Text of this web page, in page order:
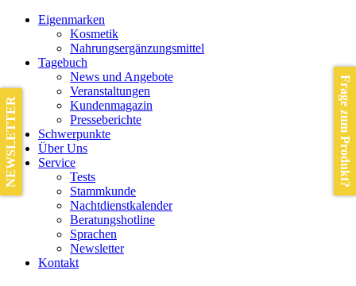
Eigenmarken
Kosmetik
Nahrungsergänzungsmittel
Tagebuch
News und Angebote
Veranstaltungen
Kundenmagazin
Presseberichte
Schwerpunkte
Über Uns
Service
Tests
Stammkunde
Nachtdienstkalender
Beratungshotline
Sprachen
Newsletter
Kontakt
Frage zum Produkt?
NEWSLETTER